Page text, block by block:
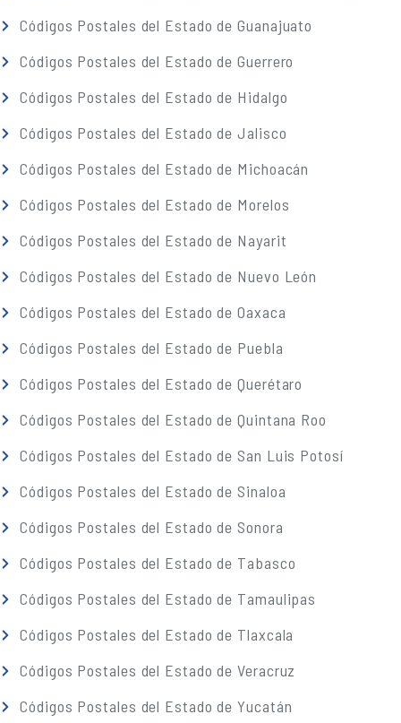
Códigos Postales del Estado de Guanajuato
Códigos Postales del Estado de Guerrero
Códigos Postales del Estado de Hidalgo
Códigos Postales del Estado de Jalisco
Códigos Postales del Estado de Michoacán
Códigos Postales del Estado de Morelos
Códigos Postales del Estado de Nayarit
Códigos Postales del Estado de Nuevo León
Códigos Postales del Estado de Oaxaca
Códigos Postales del Estado de Puebla
Códigos Postales del Estado de Querétaro
Códigos Postales del Estado de Quintana Roo
Códigos Postales del Estado de San Luis Potosí
Códigos Postales del Estado de Sinaloa
Códigos Postales del Estado de Sonora
Códigos Postales del Estado de Tabasco
Códigos Postales del Estado de Tamaulipas
Códigos Postales del Estado de Tlaxcala
Códigos Postales del Estado de Veracruz
Códigos Postales del Estado de Yucatán